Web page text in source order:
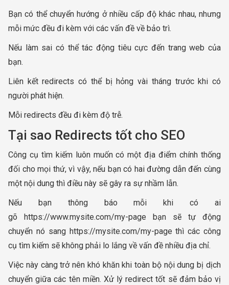
Bạn có thể chuyển hướng ở nhiều cấp độ khác nhau, nhưng
mỗi mức đều đi kèm với các vấn đề về bảo trì.
Nếu làm sai có thể tác động tiêu cực đến trang web của
bạn.
Liên kết redirects có thể bị hỏng vài tháng trước khi có
người phát hiện.
Mỗi redirects đều đi kèm độ trễ.
Tại sao Redirects tốt cho SEO
Công cụ tìm kiếm luôn muốn có một địa điểm chính thống
đối cho mọi thứ, vì vậy, nếu bạn có hai đường dẫn đến cùng
một nội dung thì điều này sẽ gây ra sự nhầm lẫn.
Nếu bạn thông báo mỗi khi có ai
gõ https://www.mysite.com/my-page bạn sẽ tự động
chuyển nó sang https://mysite.com/my-page thì các công
cụ tìm kiếm sẽ không phải lo lắng về vấn đề nhiều địa chỉ.
Việc này càng trở nên khó khăn khi toàn bộ nội dung bị dịch
chuyển giữa các tên miền. Xử lý redirect tốt sẽ đảm bảo vị